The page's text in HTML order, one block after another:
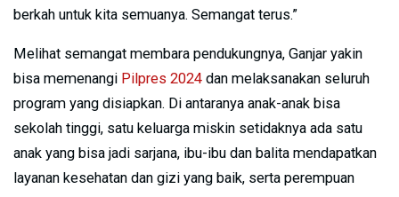
berkah untuk kita semuanya. Semangat terus.”
Melihat semangat membara pendukungnya, Ganjar yakin
bisa memenangi Pilpres 2024 dan melaksanakan seluruh
program yang disiapkan. Di antaranya anak-anak bisa
sekolah tinggi, satu keluarga miskin setidaknya ada satu
anak yang bisa jadi sarjana, ibu-ibu dan balita mendapatkan
layanan kesehatan dan gizi yang baik, serta perempuan